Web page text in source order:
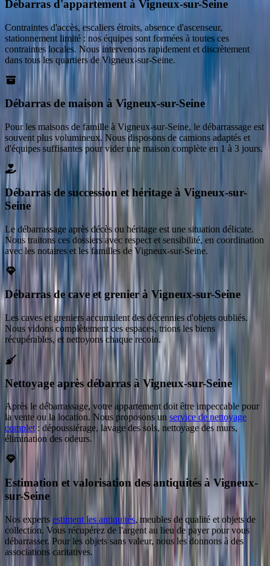
Débarras d'appartement à Vigneux-sur-Seine
Contraintes d'accès, escaliers étroits, absence d'ascenseur,
stationnement limité : nos équipes sont formées à toutes ces
contraintes locales. Nous intervenons rapidement et discrètement
dans tous les quartiers de Vigneux-sur-Seine.
Débarras de maison à Vigneux-sur-Seine
Pour les maisons de famille à Vigneux-sur-Seine, le débarrassage est
souvent plus volumineux. Nous disposons de camions adaptés et
d'équipes suffisantes pour vider une maison complète en 1 à 3 jours.
Débarras de succession et héritage à Vigneux-sur-
Seine
Le débarrassage après décès ou héritage est une situation délicate.
Nous traitons ces dossiers avec respect et sensibilité, en coordination
avec les notaires et les familles de Vigneux-sur-Seine.
Débarras de cave et grenier à Vigneux-sur-Seine
Les caves et greniers accumulent des décennies d'objets oubliés.
Nous vidons complètement ces espaces, trions les biens
récupérables, et nettoyons chaque recoin.
Nettoyage après débarras à Vigneux-sur-Seine
Après le débarrassage, votre appartement doit être impeccable pour
la vente ou la location. Nous proposons un service de nettoyage
complet : dépoussiérage, lavage des sols, nettoyage des murs,
élimination des odeurs.
Estimation et valorisation des antiquités à Vigneux-
sur-Seine
Nos experts estiment les antiquités, meubles de qualité et objets de
collection. Vous récupérez de l'argent au lieu de payer pour vous
débarrasser. Pour les objets sans valeur, nous les donnons à des
associations caritatives.